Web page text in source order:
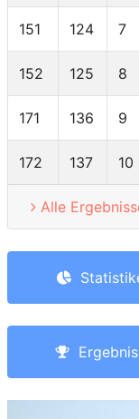
151 124 7
152 125 8
171 136 9
172 137 10
Alle